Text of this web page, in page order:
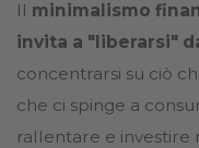
Il minimalismo
invita a "liberarsi"
concentrarsi su ciò
che ci spinge a
rallentare e